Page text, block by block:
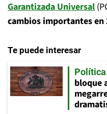
Garantizada Universal
cambios importantes en
Te puede interesar
Política
bloque